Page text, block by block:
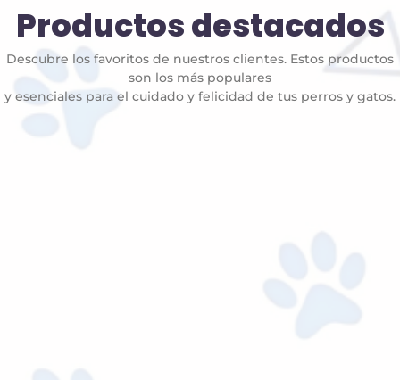
Productos destacados
Descubre los favoritos de nuestros clientes. Estos productos
son los más populares
y esenciales para el cuidado y felicidad de tus perros y gatos.